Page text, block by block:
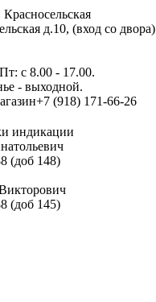
д.10, (вход со двора)
с 8.00 - 17.00.
- выходной.
+7 (918) 171-66-26
индикации
(доб 148)
(доб 145)